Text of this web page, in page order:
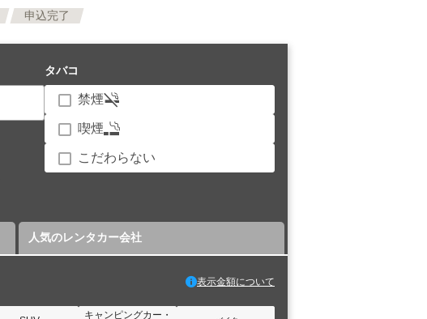
申込完了
タバコ
禁煙
喫煙
こだわらない
人気のレンタカー会社
表示金額について
キャンピングカー・